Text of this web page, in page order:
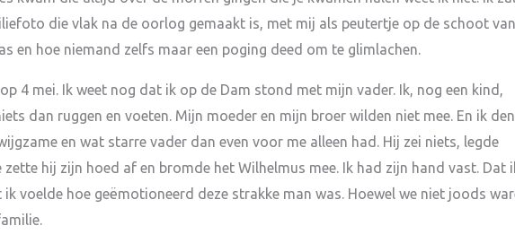
die vlak na de oorlog gemaakt is, met mij als peutertje op de schoot van
en hoe niemand zelfs maar een poging deed om te glimlachen.
4 mei. Ik weet nog dat ik op de Dam stond met mijn vader. Ik, nog een kind,
dan ruggen en voeten. Mijn moeder en mijn broer wilden niet mee. En ik
en wat starre vader dan even voor me alleen had. Hij zei niets, legde
hij zijn hoed af en bromde het Wilhelmus mee. Ik had zijn hand vast. Dat
voelde hoe geëmotioneerd deze strakke man was. Hoewel we niet joods